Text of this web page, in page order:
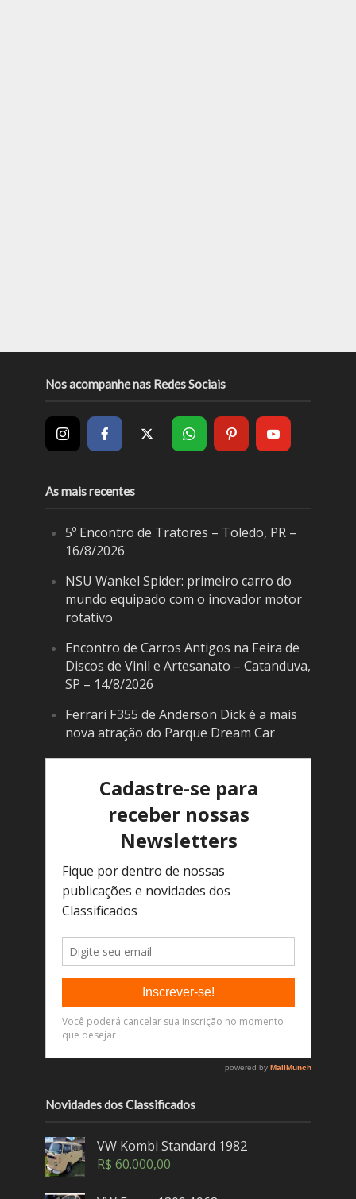
Nos acompanhe nas Redes Sociais
As mais recentes
5º Encontro de Tratores – Toledo, PR –
16/8/2026
NSU Wankel Spider: primeiro carro do
mundo equipado com o inovador motor
rotativo
Encontro de Carros Antigos na Feira de
Discos de Vinil e Artesanato – Catanduva,
SP – 14/8/2026
Ferrari F355 de Anderson Dick é a mais
nova atração do Parque Dream Car
Novidades dos Classificados
VW Kombi Standard 1982
R$ 60.000,00